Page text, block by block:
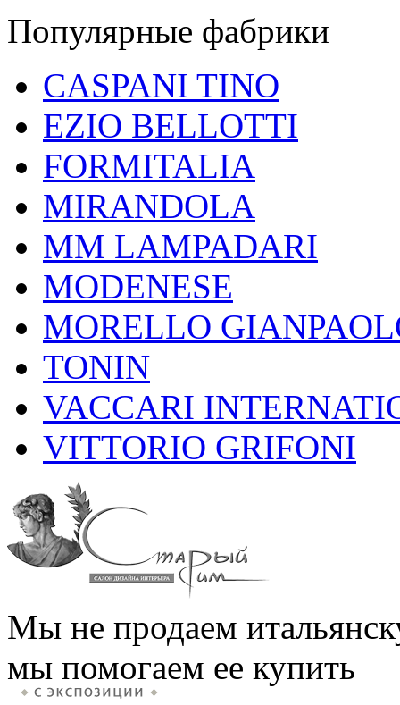
Популярные фабрики
CASPANI TINO
EZIO BELLOTTI
FORMITALIA
MIRANDOLA
MM LAMPADARI
MODENESE
MORELLO
TONIN
VACCARI
VITTORIO GRIFONI
Мы не продаем
мы помогаем ее купить